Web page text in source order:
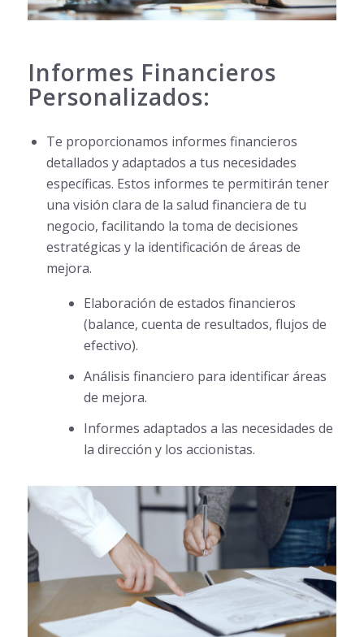
Informes Financieros
Personalizados:
Te proporcionamos informes financieros
detallados y adaptados a tus necesidades
específicas. Estos informes te permitirán tener
una visión clara de la salud financiera de tu
negocio, facilitando la toma de decisiones
estratégicas y la identificación de áreas de
mejora.
Elaboración de estados financieros
(balance, cuenta de resultados, flujos de
efectivo).
Análisis financiero para identificar áreas
de mejora.
Informes adaptados a las necesidades de
la dirección y los accionistas.